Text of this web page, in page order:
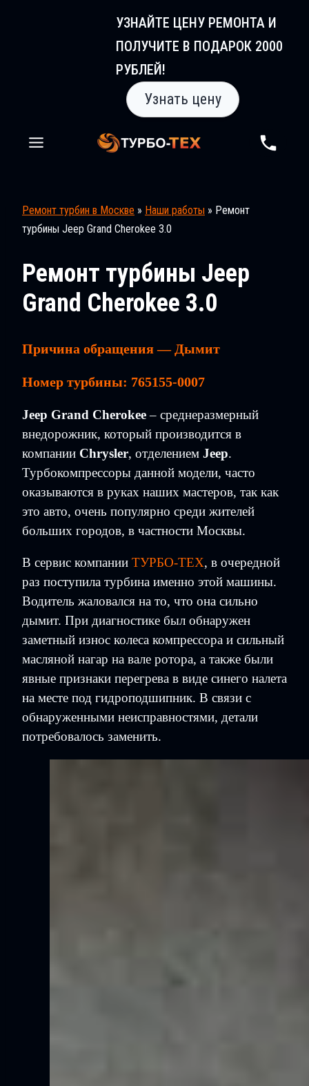
УЗНАЙТЕ ЦЕНУ РЕМОНТА И
ПОЛУЧИТЕ В ПОДАРОК 2000
РУБЛЕЙ!
Узнать цену
Ремонт турбин в Москве » Наши работы » Ремонт
турбины Jeep Grand Cherokee 3.0
Ремонт турбины Jeep
Grand Cherokee 3.0
Причина обращения — Дымит
Номер турбины: 765155-0007
Jeep Grand Cherokee– среднеразмерный
внедорожник, который производится в
компании Chrysler, отделением Jeep.
Турбокомпрессоры данной модели, часто
оказываются в руках наших мастеров, так как
это авто, очень популярно среди жителей
больших городов, в частности Москвы.
В сервис компании ТУРБО-ТЕХ, в очередной
раз поступила турбина именно этой машины.
Водитель жаловался на то, что она сильно
дымит. При диагностике был обнаружен
заметный износ колеса компрессора и сильный
масляной нагар на вале ротора, а также были
явные признаки перегрева в виде синего налета
на месте под гидроподшипник. В связи с
обнаруженными неисправностями, детали
потребовалось заменить.